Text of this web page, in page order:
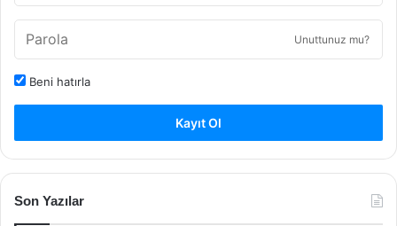
Unuttunuz mu?
Beni hatırla
Kayıt Ol
Son Yazılar